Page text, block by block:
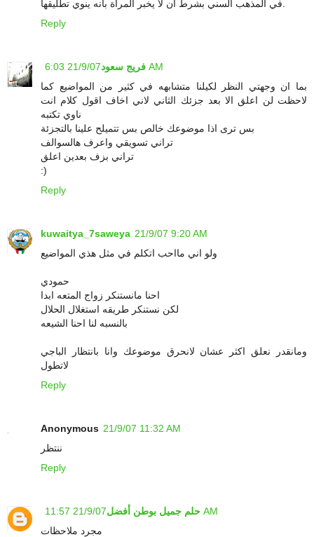
Reply
فريج سعود 21/9/07 6:03 AM
بما ان وجهتي النظر لكيلنا متشابهه في كثير من المواضيع كما
لاحظت لن اعلق الا بعد جزئك الثاني لاني اخاف اقول كلام انت
ناوي تكتبه
بس ترى اذا موضوعك خالص بس تتميلح علينا بالتجزئة
تراني تسويقي واعرف هالسوالف
تراني بزف بعدين اعلق
:)
Reply
kuwaitya_7saweya 21/9/07 9:20 AM
ولو اني مااحب اتكلم في مثل هذي المواضيع
حمودي
احنا مانستنكر زواج المتعه ابدا
لكن نستنكر طريقه استغلال الحلال
بالنسبه لنا احنا الشيعه
ومانقدر نعلق اكثر عشان لانحرق موضوعك وانا بانتظار الباجي
لاتطول
Reply
Anonymous 21/9/07 11:32 AM
ننتظر
Reply
حلم جميل بوطن أفضل 21/9/07 11:57 AM
مجرد ملاحظات